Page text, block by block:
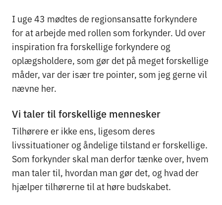
I uge 43 mødtes de regionsansatte forkyndere
for at arbejde med rollen som forkynder. Ud over
inspiration fra forskellige forkyndere og
oplægsholdere, som gør det på meget forskellige
måder, var der især tre pointer, som jeg gerne vil
nævne her.
Vi taler til forskellige mennesker
Tilhørere er ikke ens, ligesom deres
livssituationer og åndelige tilstand er forskellige.
Som forkynder skal man derfor tænke over, hvem
man taler til, hvordan man gør det, og hvad der
hjælper tilhørerne til at høre budskabet.